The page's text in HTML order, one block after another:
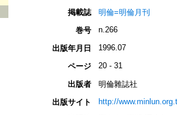
掲載誌
明倫=明倫月刊
巻号
n.266
出版年月日 1996.07
ページ 20 - 31
出版者
明倫雜誌社
出版サイト
http://